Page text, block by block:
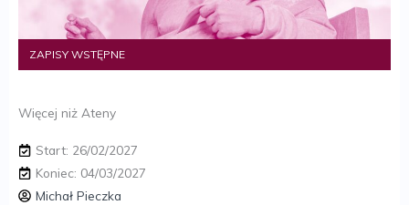
ZAPISY WSTĘPNE
Więcej niż Ateny
Start: 26/02/2027
Koniec: 04/03/2027
Michał Pieczka